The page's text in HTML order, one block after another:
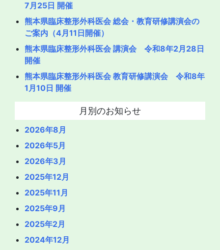
7月25日 開催
熊本県臨床整形外科医会 総会・教育研修講演会の
ご案内（4月11日開催）
熊本県臨床整形外科医会 講演会 令和8年2月28日
開催
熊本県臨床整形外科医会 教育研修講演会 令和8年
1月10日 開催
月別のお知らせ
2026年8月
2026年5月
2026年3月
2025年12月
2025年11月
2025年9月
2025年2月
2024年12月